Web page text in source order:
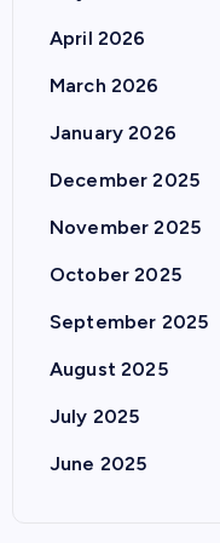
April 2026
March 2026
January 2026
December 2025
November 2025
October 2025
September 2025
August 2025
July 2025
June 2025